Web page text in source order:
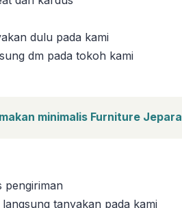
dulu pada kami
dm pada tokoh kami
minimalis Furniture Jepara
pengiriman
tanyakan pada kami